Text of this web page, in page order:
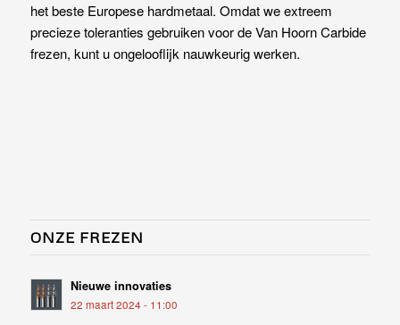
het beste Europese hardmetaal. Omdat we extreem
precieze toleranties gebruiken voor de Van Hoorn Carbide
frezen, kunt u ongelooflijk nauwkeurig werken.
ONZE FREZEN
Nieuwe innovaties
22 maart 2024 - 11:00